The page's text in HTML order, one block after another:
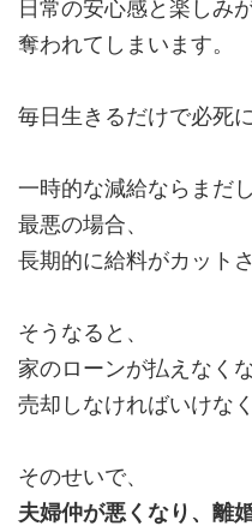
日常の安心感と楽しみ
奪われてしまいます。
毎日生きるだけで必死
一時的な減給ならまだ
最悪の場合、
長期的に給料がカット
そうなると、
家のローンが払えなく
売却しなければいけな
そのせいで、
夫婦仲が悪くなり、離